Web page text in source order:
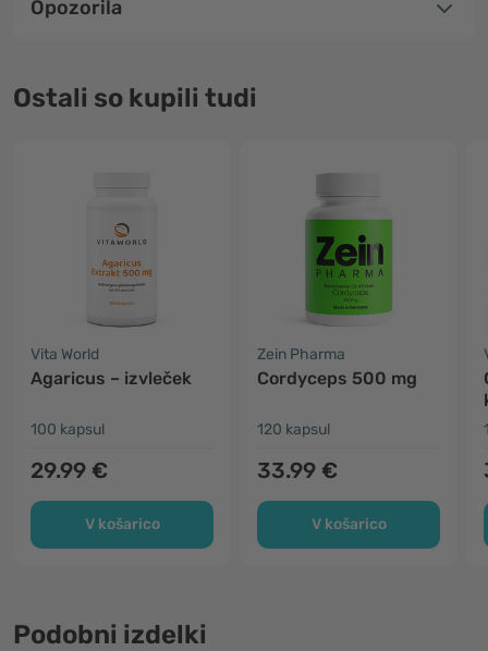
Opozorila
Ostali so kupili tudi
Vita World
Agaricus – izvleček
100 kapsul
29.99 €
V košarico
Zein Pharma
Cordyceps 500 mg
120 kapsul
33.99 €
V košarico
Podobni izdelki